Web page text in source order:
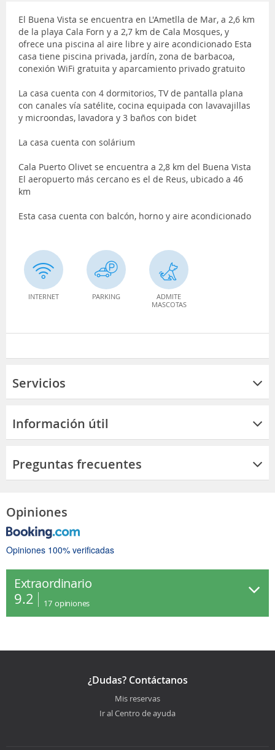
El Buena Vista se encuentra en L'Ametlla de Mar, a 2,6 km
de la playa Cala Forn y a 2,7 km de Cala Mosques, y
ofrece una piscina al aire libre y aire acondicionado Esta
casa tiene piscina privada, jardín, zona de barbacoa,
conexión WiFi gratuita y aparcamiento privado gratuito
La casa cuenta con 4 dormitorios, TV de pantalla plana
con canales vía satélite, cocina equipada con lavavajillas
y microondas, lavadora y 3 baños con bidet
La casa cuenta con solárium
Cala Puerto Olivet se encuentra a 2,8 km del Buena Vista
El aeropuerto más cercano es el de Reus, ubicado a 46
km
Esta casa cuenta con balcón, horno y aire acondicionado
INTERNET PARKING
ADMITE
MASCOTAS
Servicios
Información útil
Preguntas frecuentes
Opiniones
Opiniones 100% verificadas
Extraordinario
9.2 17 opiniones
¿Dudas? Contáctanos
Mis reservas
Ir al Centro de ayuda